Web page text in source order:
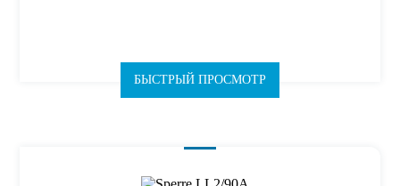
БЫСТРЫЙ ПРОСМОТР